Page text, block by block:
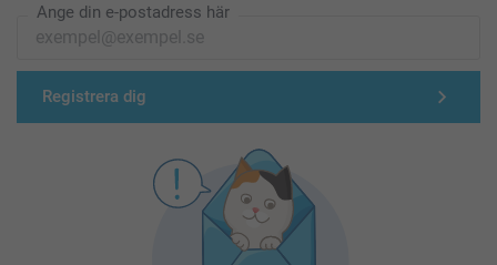
Ange din e-postadress här
Registrera dig